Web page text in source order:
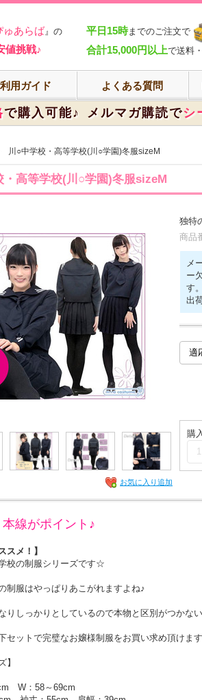
ゅあらば』の
値挑戦♪
平日15時までのご注文で
合計15,000円以上で送料
用ガイド よくある質問
で購入可能♪ メルマガ購読でシ
川○中学校・高等学校(川○学園)冬服sizeM
・高等学校(川○学園)冬服sizeM
お気に入り追加
独特
商品
メ
ー
す
出
購
線がポイント♪
スメ！】
校の制服シリーズです☆
制服はやっぱりあこがれますよね♪
りしっかりとしているので本物と区別がつかな
セットで完璧なお嬢様制服をお買い求め頂けま
】
W：58～69cm